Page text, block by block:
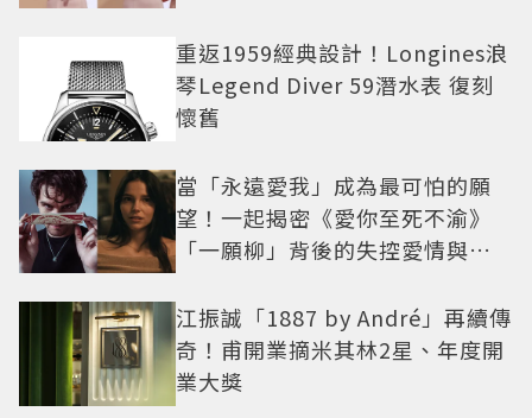
重返1959經典設計！Longines浪
琴Legend Diver 59潛水表 復刻
懷舊
當「永遠愛我」成為最可怕的願
望！一起揭密《愛你至死不渝》
「一願柳」背後的失控愛情與爆
江振誠「1887 by André」再續傳
奇！甫開業摘米其林2星、年度開
業大獎